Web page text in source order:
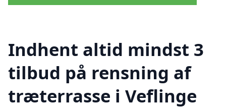
Indhent altid mindst 3
tilbud på rensning af
træterrasse i Veflinge